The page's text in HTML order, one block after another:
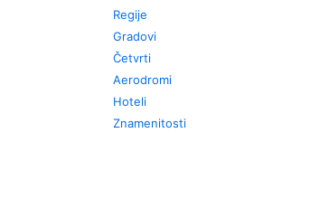
Regije
Gradovi
Četvrti
Aerodromi
Hoteli
Znamenitosti